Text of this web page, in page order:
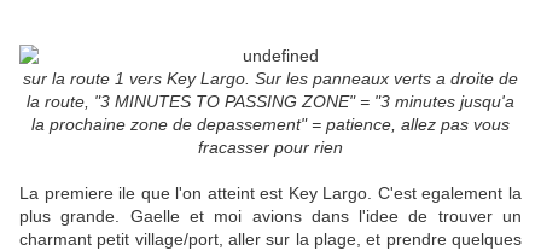
sur la route 1 vers Key Largo. Sur les panneaux verts a droite de
la route, "3 MINUTES TO PASSING ZONE" = "3 minutes jusqu'a
la prochaine zone de depassement" = patience, allez pas vous
fracasser pour rien
La premiere ile que l'on atteint est Key Largo. C'est egalement la
plus grande. Gaelle et moi avions dans l'idee de trouver un
charmant petit village/port, aller sur la plage, et prendre quelques